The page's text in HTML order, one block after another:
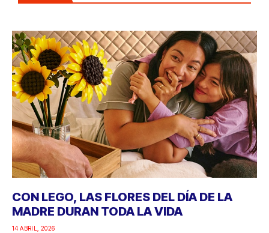
CON LEGO, LAS FLORES DEL DÍA DE LA
MADRE DURAN TODA LA VIDA
14 ABRIL, 2026